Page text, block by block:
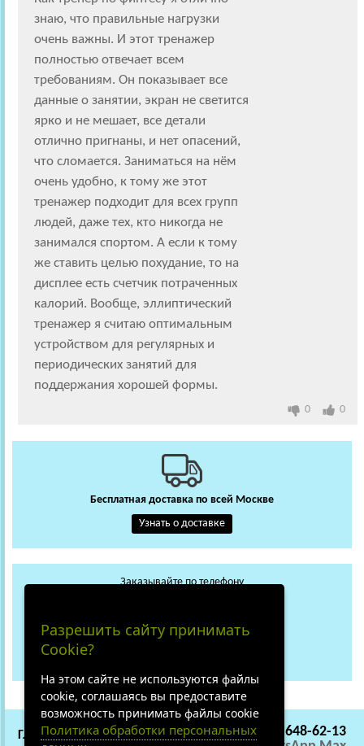
знаю, что правильные нагрузки
очень важны. И этот тренажер
полностью отвечает всем
требованиям. Он показывает все
данные о занятии, экран не светится
ярко и не мешает, все детали
отлично пригнаны, и нет опасений,
что сломается. Заниматься на нём
очень удобно, к тому же этот
тренажер подходит для всех групп
людей, даже тех, кто никогда не
занимался спортом. А если к тому
же ставить целью похудание, то на
дисплее есть счетчик потраченных
калорий. Вообще, эллиптический
тренажер я считаю оптимальным
устройством для регулярных и
периодических занятий для
поддержания хорошей формы.
0 0
Бесплатная доставка по всей Москве
Узнать о доставке
Заказывайте по телефону
+7 (919) 018-29-56
+7 (495) 648-62-13
ГЛАВНАЯ СОТРУДНИЧЕСТВО
Разрешить сайту принимать
Cookie?
На этом сайте не используются файлы
cookie, соглашаясь вы предоставите
возможность принимать файлы cookie
Политика обработки персональных